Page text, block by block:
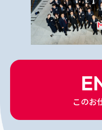
このお